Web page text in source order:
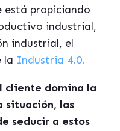
está propiciando
industrial,
industrial, el
la Industria 4.0.
cliente domina la
situación, las
seducir a estos